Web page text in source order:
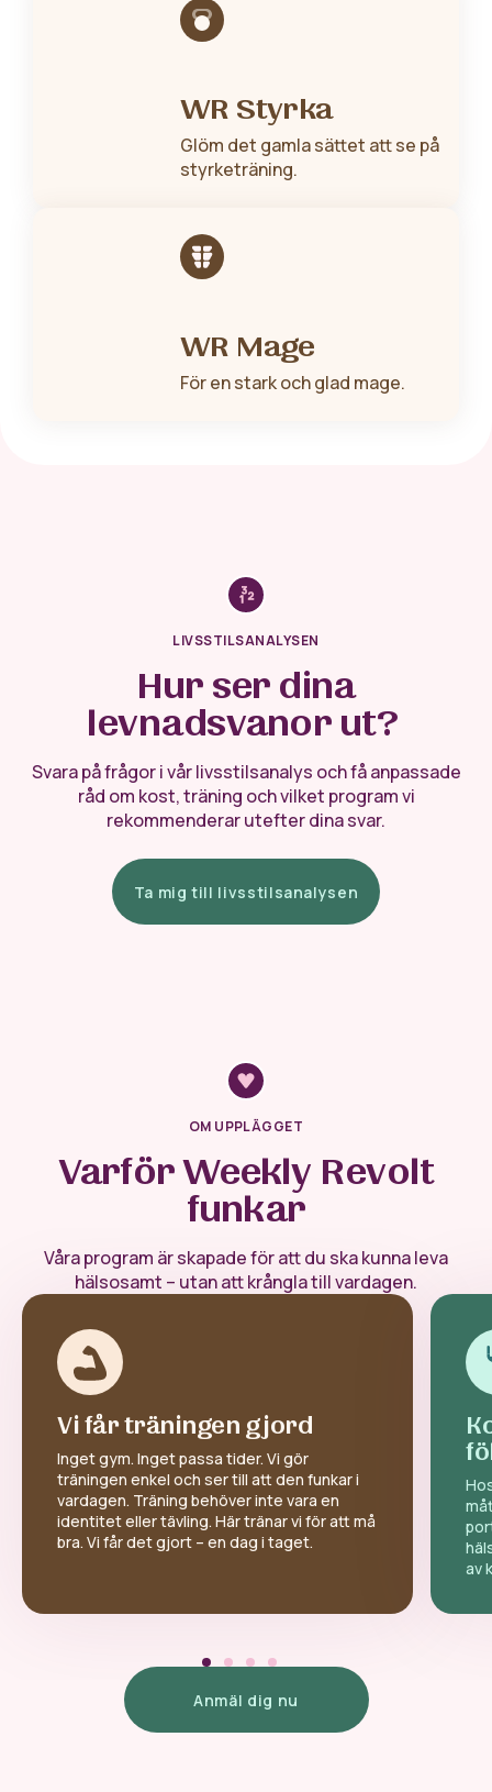
WR Styrka
Glöm det gamla sättet att se på
styrketräning.
WR Mage
För en stark och glad mage.
LIVSSTILSANALYSEN
Hur ser dina
levnadsvanor ut?
Svara på frågor i vår livsstilsanalys och få anpassade
råd om kost, träning och vilket program vi
rekommenderar utefter dina svar.
Ta mig till livsstilsanalysen
OM UPPLÄGGET
Varför Weekly Revolt
funkar
Våra program är skapade för att du ska kunna leva
hälsosamt – utan att krångla till vardagen.
Vi får träningen gjord
Inget gym. Inget passa tider. Vi gör
träningen enkel och ser till att den funkar i
vardagen. Träning behöver inte vara en
identitet eller tävling. Här tränar vi för att må
bra. Vi får det gjort – en dag i taget.
av
Anmäl dig nu